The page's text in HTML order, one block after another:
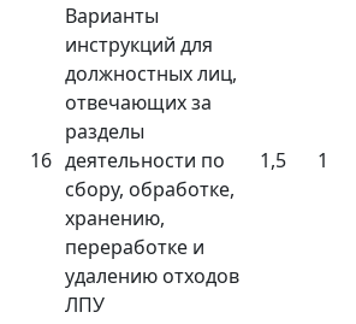
16
Варианты
инструкций для
должностных лиц,
отвечающих за
разделы
деятельности по
сбору, обработке,
хранению,
переработке и
удалению отходов
ЛПУ
1,5 1